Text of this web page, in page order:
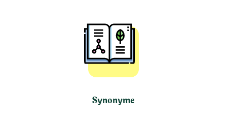
Synonyme